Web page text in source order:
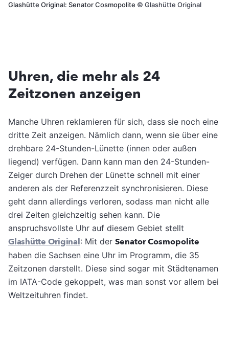
Glashütte Original: Senator Cosmopolite © Glashütte Original
Uhren, die mehr als 24
Zeitzonen anzeigen
Manche Uhren reklamieren für sich, dass sie noch eine
dritte Zeit anzeigen. Nämlich dann, wenn sie über eine
drehbare 24-Stunden-Lünette (innen oder außen
liegend) verfügen. Dann kann man den 24-Stunden-
Zeiger durch Drehen der Lünette schnell mit einer
anderen als der Referenzzeit synchronisieren. Diese
geht dann allerdings verloren, sodass man nicht alle
drei Zeiten gleichzeitig sehen kann. Die
anspruchsvollste Uhr auf diesem Gebiet stellt
Glashütte Original: Mit der Senator Cosmopolite
haben die Sachsen eine Uhr im Programm, die 35
Zeitzonen darstellt. Diese sind sogar mit Städtenamen
im IATA-Code gekoppelt, was man sonst vor allem bei
Weltzeituhren findet.